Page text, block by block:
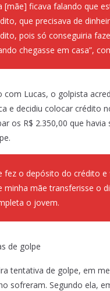
[mãe] ficava falando que
que precisava de
pois só conseguiria
chegasse em casa”,
com Lucas, o golpista
e decidiu colocar crédito
os R$ 2.350,00 que havia
fez o depósito do crédito
minha mãe transferisse o
o jovem.
de golpe
tentativa de golpe, em
sofreram. Segundo ela,